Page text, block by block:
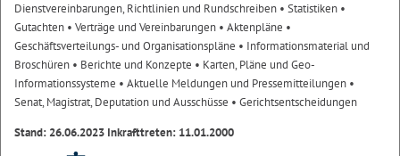
Dienstvereinbarungen, Richtlinien und Rundschreiben • Statistiken •
Gutachten • Verträge und Vereinbarungen • Aktenpläne •
Geschäftsverteilungs- und Organisationspläne • Informationsmaterial und
Broschüren • Berichte und Konzepte • Karten, Pläne und Geo-
Informationssysteme • Aktuelle Meldungen und Pressemitteilungen •
Senat, Magistrat, Deputation und Ausschüsse • Gerichtsentscheidungen
Stand: 26.06.2023 Inkrafttreten: 11.01.2000